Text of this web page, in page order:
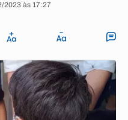
2023 às 17:27